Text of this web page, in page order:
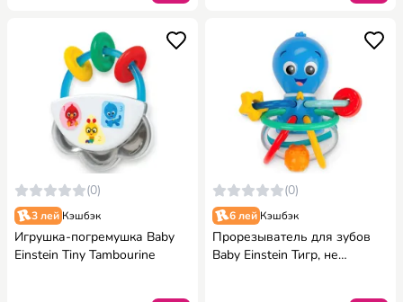
(0)
3 лей Кэшбэк
Игрушка-погремушка Baby
Einstein Tiny Tambourine
(0)
6 лей Кэшбэк
Прорезыватель для зубов
Baby Einstein Тигр, не